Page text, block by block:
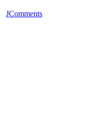
JComments